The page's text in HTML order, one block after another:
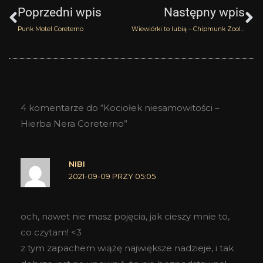
Poprzedni wpis
Punk Motel Coreterno
Następny wpis
Wiewiórki to lubią – Chipmunk Zoologist
4 komentarze do “Kociołek niesamowitości –
Hierba Nera Coreterno”
NIBI
2021-09-09 PRZY 05:05
och, nawet nie masz pojęcia, jak cieszy mnie to,
co czytam! <3
z tym zapachem wiążę największe nadzieje, i tak